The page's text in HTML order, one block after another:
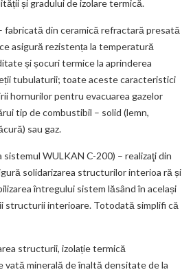
și gradului de izolare termică.
fabricată din ceramică refractară presată
asigură rezistența la temperatură
și șocuri termice la aprinderea
tubulaturii; toate aceste caracteristici
hornurilor pentru evacuarea gazelor
tip de combustibil – solid (lemn,
sau gaz.
WULKAN C-200) – realizaţi din
solidarizarea structurilor interioa ră și
întregului sistem lăsând în același
structurii interioare. Totodată simplifi că
structurii, izolație termică
vată minerală de înaltă densitate de la